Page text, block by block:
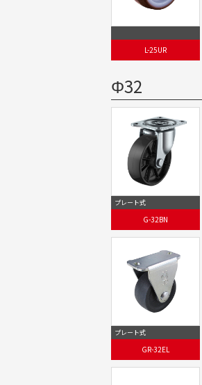
L-25UR
Φ32
プレート式
G-32BN
プレート式
GR-32EL